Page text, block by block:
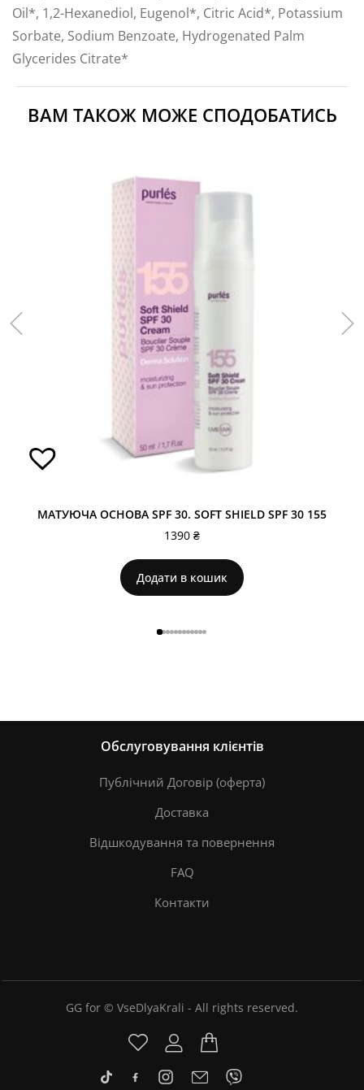
Oil*, 1,2-Hexanediol, Eugenol*, Citric Acid*, Potassium
Sorbate, Sodium Benzoate, Hydrogenated Palm
Glycerides Citrate*
ВАМ ТАКОЖ МОЖЕ СПОДОБАТИСЬ
МАТУЮЧА ОСНОВА SPF 30. SOFT SHIELD SPF 30 155
1390 ₴
Додати в кошик
Обслуговування клієнтів
Публічний Договір (оферта)
Доставка
Відшкодування та повернення
FAQ
Контакти
GG for © VseDlyaKrali - All rights reserved.